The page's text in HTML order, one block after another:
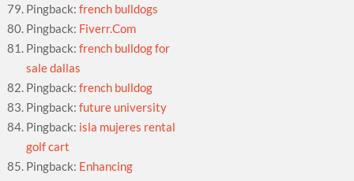
Pingback:french bulldogs
Pingback: Fiverr.Com
Pingback:french bulldog for
sale dallas
Pingback:french bulldog
Pingback:future university
Pingback: isla mujeres rental
golf cart
Pingback: Enhancing